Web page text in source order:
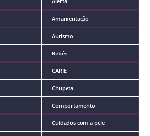
Amamentação
Autismo
Bebês
CARIE
Chupeta
Comportamento
Cuidados com a pele